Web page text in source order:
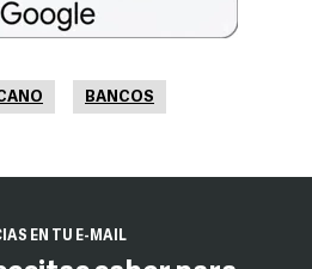
BANCOS
EN TU E-MAIL